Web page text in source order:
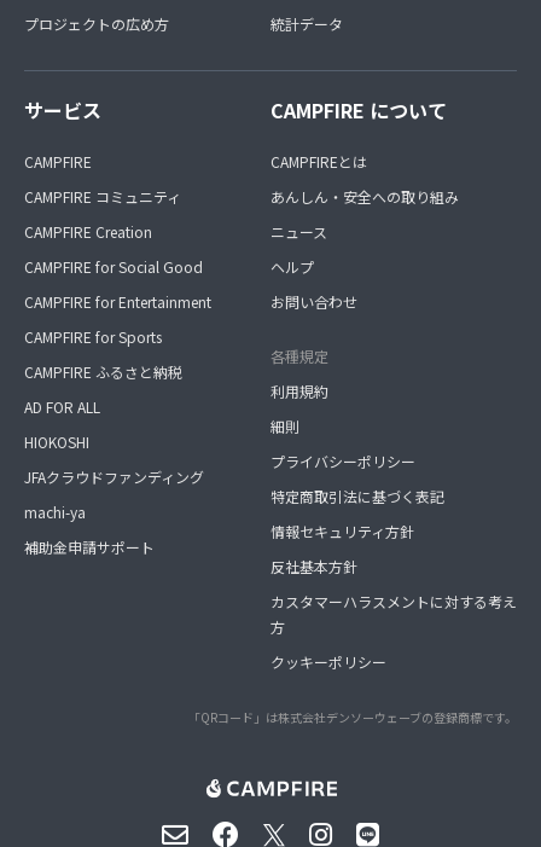
プロジェクトの広め方
統計データ
サービス
CAMPFIRE
CAMPFIRE コミュニティ
CAMPFIRE Creation
CAMPFIRE for Social Good
CAMPFIRE for Entertainment
CAMPFIRE for Sports
CAMPFIRE ふるさと納税
AD FOR ALL
HIOKOSHI
JFAクラウドファンディング
machi-ya
補助金申請サポート
CAMPFIRE について
CAMPFIREとは
あんしん・安全への取り組み
ニュース
ヘルプ
お問い合わせ
各種規定
利用規約
細則
プライバシーポリシー
特定商取引法に基づく表記
情報セキュリティ方針
反社基本方針
カスタマーハラスメントに対する考え
方
クッキーポリシー
「QRコード」は株式会社デンソーウェーブの登録商標です。